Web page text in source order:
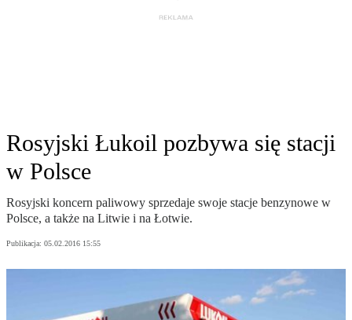
Rosyjski Łukoil pozbywa się stacji
w Polsce
Rosyjski koncern paliwowy sprzedaje swoje stacje benzynowe w
Polsce, a także na Litwie i na Łotwie.
Publikacja: 05.02.2016 15:55